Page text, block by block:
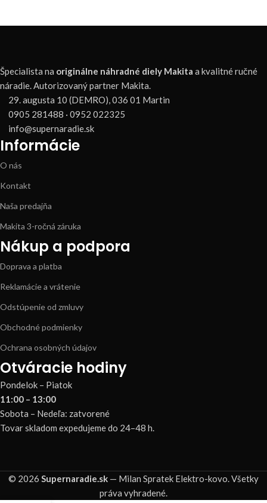
Špecialista na originálne náhradné diely Makita a kvalitné ručné
náradie. Autorizovaný partner Makita.
29. augusta 10 (DEMRO), 036 01 Martin
0905 281488 · 0952 022325
info@supernaradie.sk
Informácie
O nás
Kontakt
Naša predajňa
Makita 3-ročná záruka
Nákup a podpora
Doprava a platba
Reklamácie a vrátenie
Odstúpenie od zmluvy
Obchodné podmienky
Ochrana osobných údajov
Otváracie hodiny
Pondelok – Piatok
11:00 – 13:00
Sobota – Nedeľa: zatvorené
Tovar skladom expedujeme do 24–48 h.
© 2026 Supernaradie.sk — Milan Spratek Elektro-kovo. Všetky
práva vyhradené.